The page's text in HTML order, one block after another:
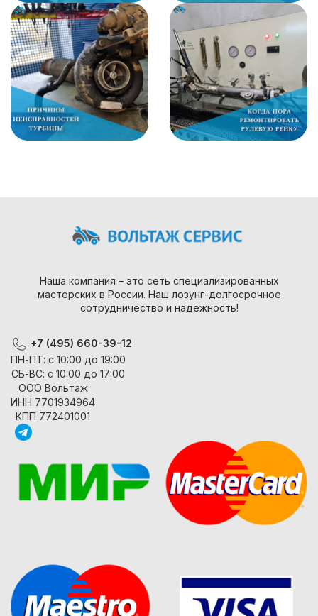
Наша компания – это сеть специализированных
мастерских в России. Наш лозунг-долгосрочное
сотрудничество и надежность!
+7 (495) 660-39-12
ПН-ПТ: с 10:00 до 19:00
СБ-ВС: с 10:00 до 17:00
ООО Вольтаж
ИНН 7701934964
КПП 772401001